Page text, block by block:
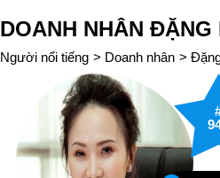
DOANH NHÂN ĐẶNG
Người nổi tiếng > Doanh nhân >